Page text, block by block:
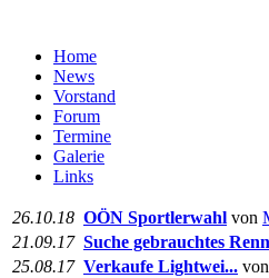
Home
News
Vorstand
Forum
Termine
Galerie
Links
26.10.18 OÖN Sportlerwahl von
21.09.17 Suche gebrauchtes
25.08.17 Verkaufe Lightwei... von